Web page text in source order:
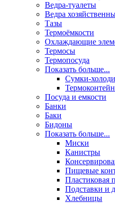
Ведра-туалеты
Ведра
Тазы
Термоёмкости
Охлаждающие
Термосы
Термопосуда
Показать больше...
Сумки-
Посуда и емкости
Банки
Баки
Бидоны
Показать больше...
Миски
Канистры
Пищевые
Пластиковая
Подставки и
Хлебницы